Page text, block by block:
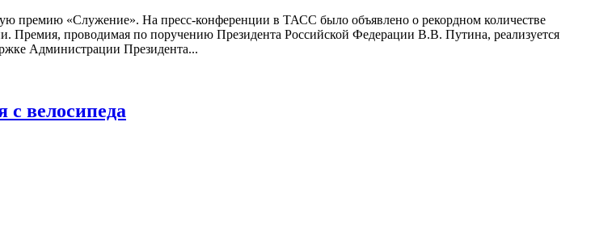
премию «Служение». На пресс-конференции в ТАСС было объявлено о рекордном количестве
Премия, проводимая по поручению Президента Российской Федерации В.В. Путина, реализуется
Администрации Президента...
с велосипеда